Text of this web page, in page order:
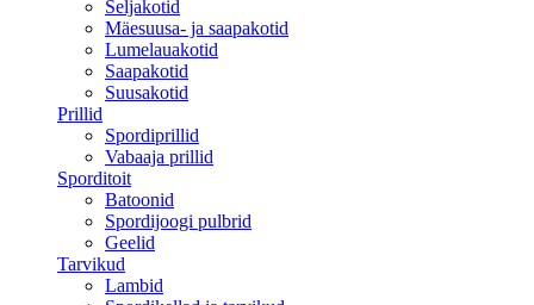
Seljakotid
Mäesuusa- ja saapakotid
Lumelauakotid
Saapakotid
Suusakotid
Prillid
Spordiprillid
Vabaaja prillid
Sporditoit
Batoonid
Spordijoogi pulbrid
Geelid
Tarvikud
Lambid